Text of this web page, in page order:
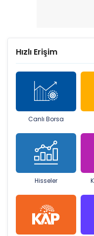
Hızlı Erişim
Canlı Borsa
Hisseler